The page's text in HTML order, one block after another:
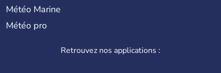
Météo Marine
Météo pro
Retrouvez nos applications :